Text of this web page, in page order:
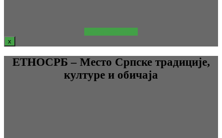
x
ЕТНОСРБ – Место Српске традиције,
културе и обичаја